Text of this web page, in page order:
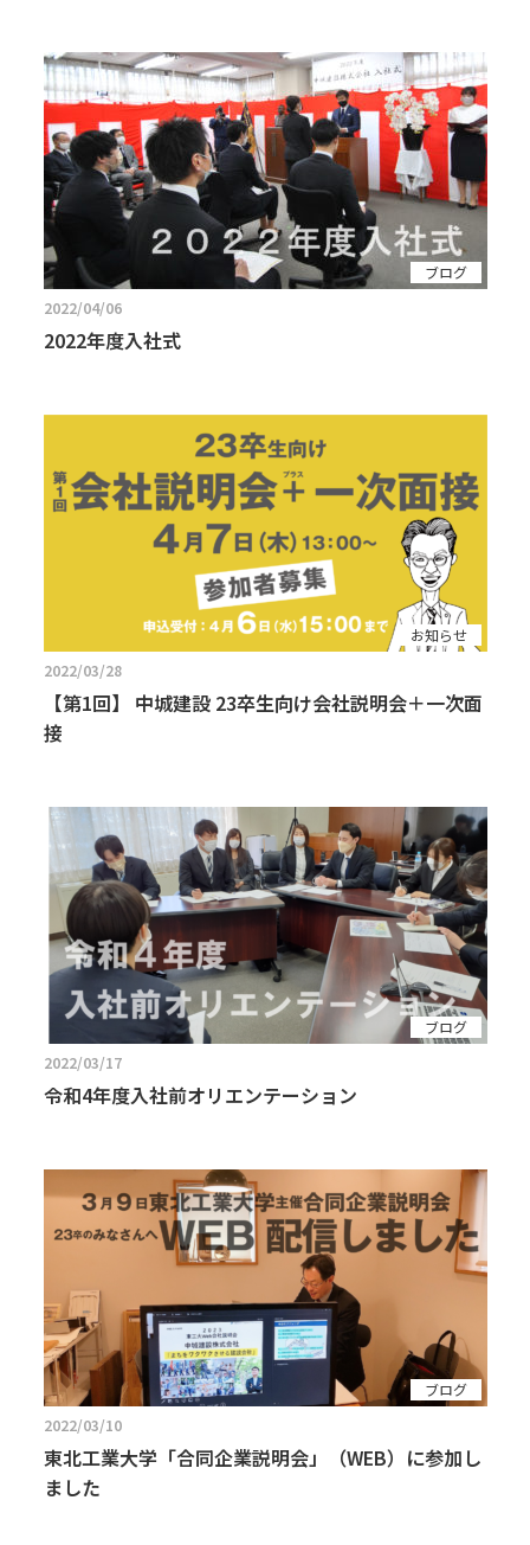
ブログ
2022/04/06
2022年度入社式
お知らせ
2022/03/28
【第1回】 中城建設 23卒生向け会社説明会＋一次面
接
ブログ
2022/03/17
令和4年度入社前オリエンテーション
ブログ
2022/03/10
東北工業大学「合同企業説明会」（WEB）に参加し
ました